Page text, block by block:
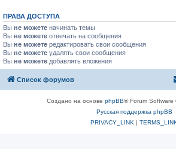
ПРАВА ДОСТУПА
Вы не можете начинать темы
Вы не можете отвечать на сообщения
Вы не можете редактировать свои сообщения
Вы не можете удалять свои сообщения
Вы не можете добавлять вложения
Список форумов
Создано на основе phpBB® Forum Software
Русская поддержка phpBB
PRIVACY_LINK |